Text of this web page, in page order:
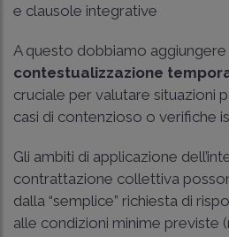
e clausole integrative
A questo dobbiamo aggiungere
contestualizzazione
cruciale per valutare situazioni
casi di contenzioso o verifiche
Gli ambiti di applicazione
contrattazione collettiva
dalla “semplice” richiesta di
alle condizioni minime previste